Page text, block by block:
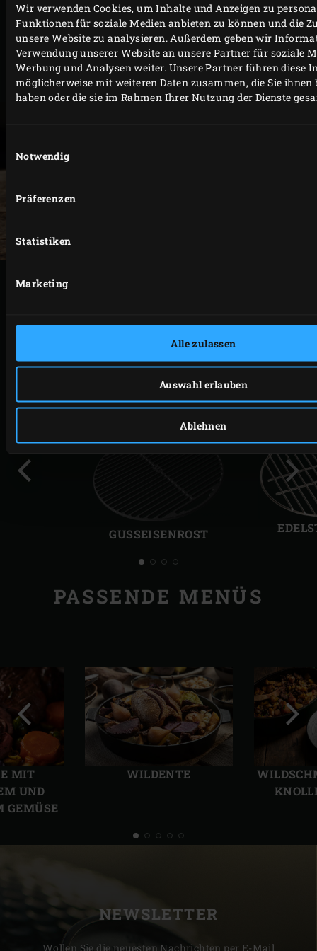
Wir verwenden Cookies, um Inhalte und Anzeigen zu
Funktionen für soziale Medien anbieten zu können und die
unsere Website zu analysieren. Außerdem geben wir
Verwendung unserer Website an unsere Partner für soziale
Werbung und Analysen weiter. Unsere Partner führen diese
möglicherweise mit weiteren Daten zusammen, die Sie ihnen
haben oder die sie im Rahmen Ihrer Nutzung der Dienste
Notwendig
Präferenzen
Statistiken
Marketing
Alle zulassen
Auswahl erlauben
Ablehnen
Nimm die Pfanne mit dem Haschee aus dem Big
Green Egg und servier das Gericht mit gekochten,
mehligen Kartoffeln, zerlassener Butter und
gehackter Petersilie.
PASSENDES ZUBEHÖR
GUSSEISENROST
Folie
PASSENDE MENÜS
MIT
UND
GEMÜSE
WILDENTE
Vorherige
Folie
NEWSLETTER
Wollen Sie die neuesten Nachrichten per E-Mail